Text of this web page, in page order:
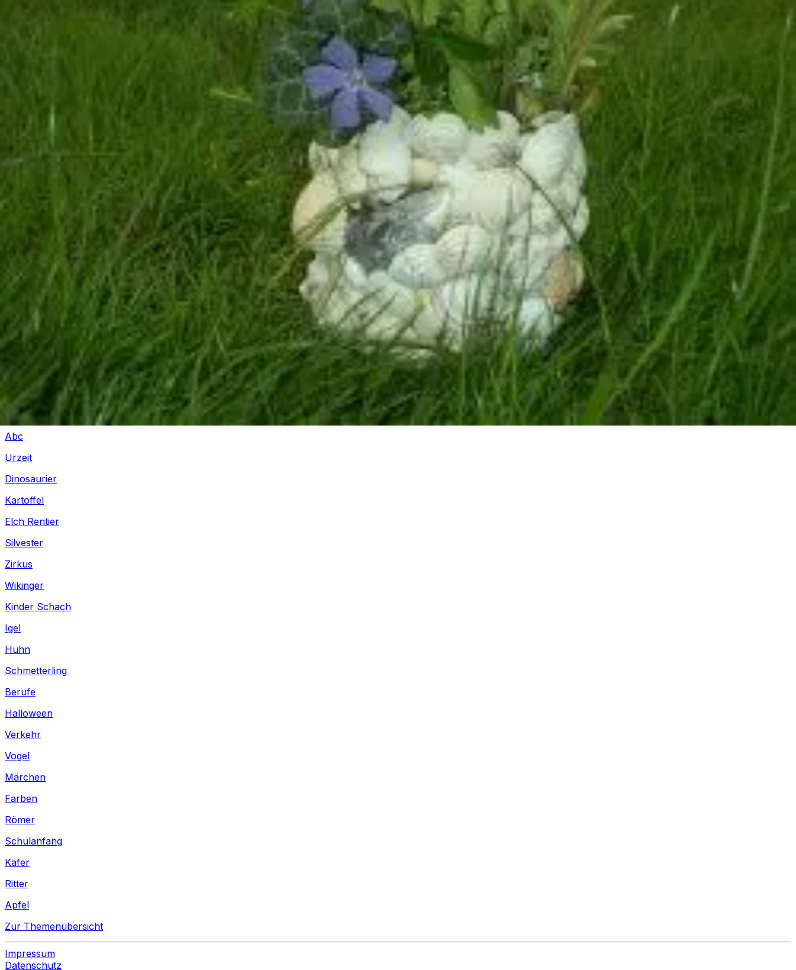
Winter
Silvester
Pferde
Drachen
Fußball
Piraten
Unterwasserwelt
Geschichten
Fasching
Abc
Urzeit
Dinosaurier
Kartoffel
Elch Rentier
Silvester
Zirkus
Wikinger
Kinder Schach
Igel
Huhn
Schmetterling
Berufe
Halloween
Verkehr
Vogel
Märchen
Farben
Römer
Schulanfang
Käfer
Ritter
Apfel
Zur Themenübersicht
Impressum
Datenschutz